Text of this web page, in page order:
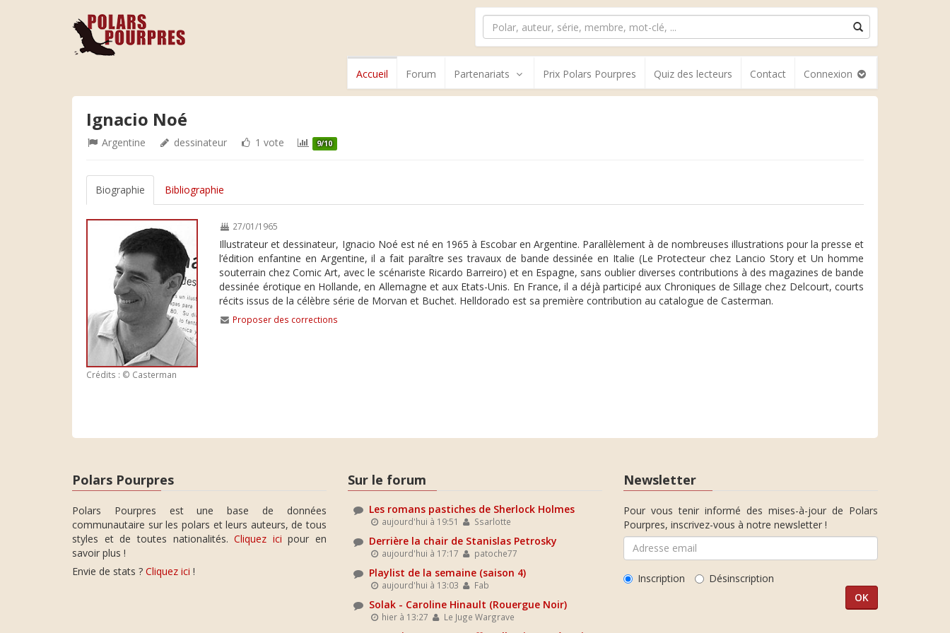
Accueil Forum Partenariats Prix Polars Pourpres Quiz des lecteurs Contact Connexion
Ignacio Noé
Argentine dessinateur 1 vote 9/10
Biographie Bibliographie
Crédits : © Casterman
27/01/1965
Illustrateur et dessinateur, Ignacio Noé est né en 1965 à Escobar en Argentine. Parallèlement à de nombreuses illustrations pour la presse et
l’édition enfantine en Argentine, il a fait paraître ses travaux de bande dessinée en Italie (Le Protecteur chez Lancio Story et Un homme
souterrain chez Comic Art, avec le scénariste Ricardo Barreiro) et en Espagne, sans oublier diverses contributions à des magazines de bande
dessinée érotique en Hollande, en Allemagne et aux Etats-Unis. En France, il a déjà participé aux Chroniques de Sillage chez Delcourt, courts
récits issus de la célèbre série de Morvan et Buchet. Helldorado est sa première contribution au catalogue de Casterman.
Proposer des corrections
Polars Pourpres
Polars Pourpres est une base de données
communautaire sur les polars et leurs auteurs, de tous
styles et de toutes nationalités.Cliquez ici pour en
savoir plus !
Envie de stats ? Cliquez ici !
Sur le forum
Les romans pastiches de Sherlock Holmes
aujourd'hui à 19:51 Ssarlotte
Derrière la chair de Stanislas Petrosky
aujourd'hui à 17:17 patoche77
Playlist de la semaine (saison 4)
aujourd'hui à 13:03 Fab
Solak - Caroline Hinault (Rouergue Noir)
hier à 13:27 Le Juge Wargrave
Newsletter
Pour vous tenir informé des mises-à-jour de Polars
Pourpres, inscrivez-vous à notre newsletter !
Inscription Désinscription